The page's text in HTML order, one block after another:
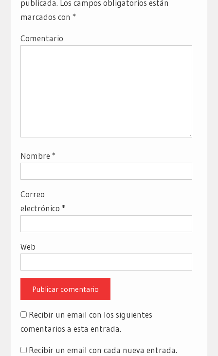
publicada. Los campos obligatorios están
marcados con *
Comentario
Nombre *
Correo
electrónico *
Web
Recibir un email con los siguientes
comentarios a esta entrada.
Recibir un email con cada nueva entrada.